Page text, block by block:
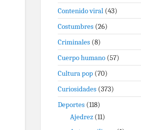
Contenido viral (43)
Costumbres (26)
Criminales (8)
Cuerpo humano (57)
Cultura pop (70)
Curiosidades (373)
Deportes (118)
Ajedrez (11)